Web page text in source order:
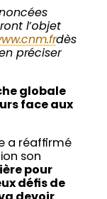
l’objet
dès
préciser
globale
face aux
a réaffirmé
son
pour
défis de